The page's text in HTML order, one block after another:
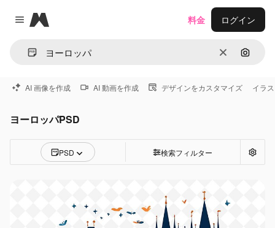
Close menu
Magnific
消去 画像で
料金 ログイン
AI 画像を作成 AI 動画を作成 デザインをカスタマイズ イラ
ヨーロッパPSD
PSD 検索フィルター